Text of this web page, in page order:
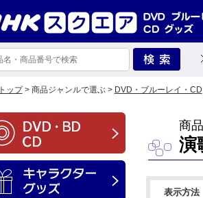
トップ> 商品ジャンルで選ぶ > DVD・ブルーレイ・CD
商
演
表示方法